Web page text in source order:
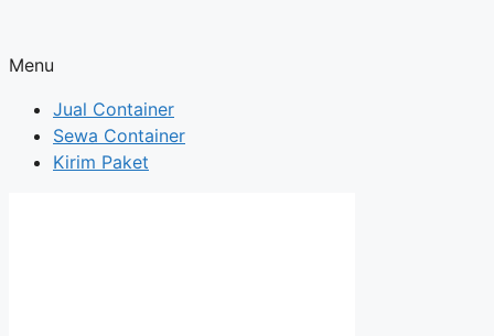
Menu
Jual Container
Sewa Container
Kirim Paket